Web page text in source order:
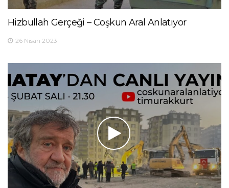
Hizbullah Gerçeği – Coşkun Aral Anlatıyor
26 Nisan 2023